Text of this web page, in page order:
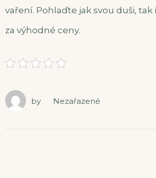
vaření. Pohlaďte jak svou duši, tak
za výhodné ceny.
by Nezařazené